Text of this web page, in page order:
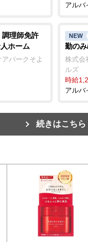
アルバ
調理師免許
ホーム
パークそよ
NEW
勤の
株式会
ルズ
時給
アルバ
続きはこちら